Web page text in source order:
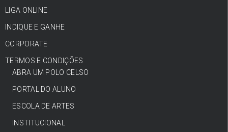
LIGA ONLINE
INDIQUE E GANHE
CORPORATE
TERMOS E CONDIÇÕES
ABRA UM POLO CELSO
PORTAL DO ALUNO
ESCOLA DE ARTES
INSTITUCIONAL